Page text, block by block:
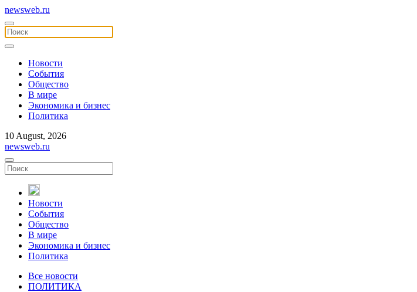
newsweb.ru
Новости
События
Общество
В мире
Экономика и бизнес
Политика
10 August, 2026
newsweb.ru
Новости
События
Общество
В мире
Экономика и бизнес
Политика
Все новости
ПОЛИТИКА